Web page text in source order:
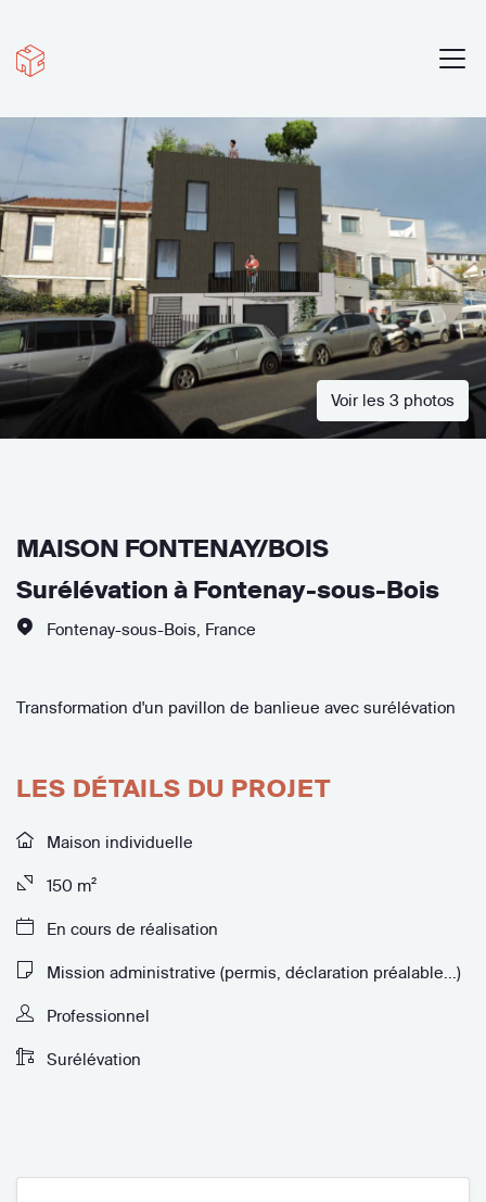
Voir les 3 photos
MAISON FONTENAY/BOIS
Surélévation à Fontenay-sous-Bois
Fontenay-sous-Bois France
Transformation d'un pavillon de banlieue avec surélévation
LES DÉTAILS DU PROJET
Maison individuelle
150 m²
En cours de réalisation
Mission administrative (permis, déclaration préalable...)
Professionnel
Surélévation